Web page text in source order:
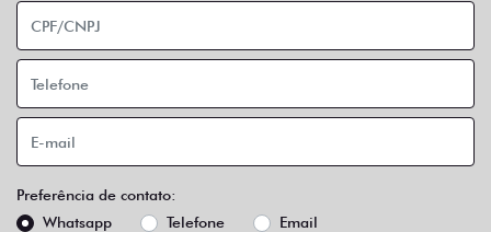
Preferência de contato:
Whatsapp
Telefone Email